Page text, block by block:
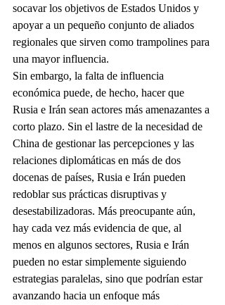
socavar los objetivos de Estados Unidos y
apoyar a un pequeño conjunto de aliados
regionales que sirven como trampolines para
una mayor influencia.
Sin embargo, la falta de influencia
económica puede, de hecho, hacer que
Rusia e Irán sean actores más amenazantes a
corto plazo. Sin el lastre de la necesidad de
China de gestionar las percepciones y las
relaciones diplomáticas en más de dos
docenas de países, Rusia e Irán pueden
redoblar sus prácticas disruptivas y
desestabilizadoras. Más preocupante aún,
hay cada vez más evidencia de que, al
menos en algunos sectores, Rusia e Irán
pueden no estar simplemente siguiendo
estrategias paralelas, sino que podrían estar
avanzando hacia un enfoque más